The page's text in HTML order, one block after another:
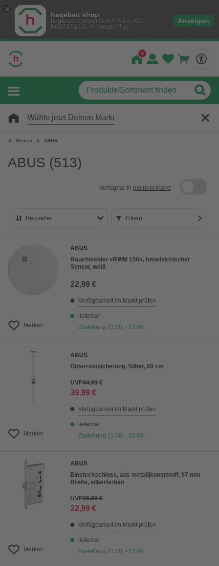
hagebau shop
hagebau connect GmbH & Co. KG
KOSTENLOS- In Google Play
Anzeigen
Wähle jetzt Deinen Markt
Marken ABUS
ABUS (513)
Verfügbar in meinem Markt
Bestseller
Preis aufsteigend
Bewertung
Filtern
Merken
ABUS
Rauchmelder »RWM 150«, fotoelektrischer
Sensor, weiß
22,99 €
Verfügbarkeit im Markt prüfen
lieferbar
Zustellung 11.08. - 13.08.
Merken
ABUS
Gitterrostsicherung, Silber, 60 cm
UVP44,99 €
39,99 €
Verfügbarkeit im Markt prüfen
lieferbar
Zustellung 11.08. - 13.08.
Merken
ABUS
Einsteckschloss, aus metall|kunststoff, 97 mm
Breite, silberfarben
UVP26,99 €
22,99 €
Verfügbarkeit im Markt prüfen
lieferbar
Zustellung 11.08. - 13.08.